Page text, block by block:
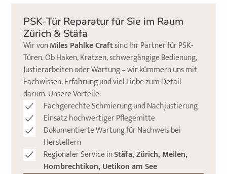
PSK-Tür Reparatur für Sie im Raum
Zürich & Stäfa
Wir vonMiles Pahlke Craftsind Ihr Partner für PSK-
Türen. Ob Haken, Kratzen, schwergängige Bedienung,
Justierarbeiten oder Wartung – wir kümmern uns mit
Fachwissen, Erfahrung und viel Liebe zum Detail
darum. Unsere Vorteile:
Fachgerechte Schmierung und Nachjustierung
Einsatz hochwertiger Pflegemitte
Dokumentierte Wartung für Nachweis bei
Herstellern
Regionaler Service inStäfa, Zürich, Meilen,
Hombrechtikon, Uetikon am See